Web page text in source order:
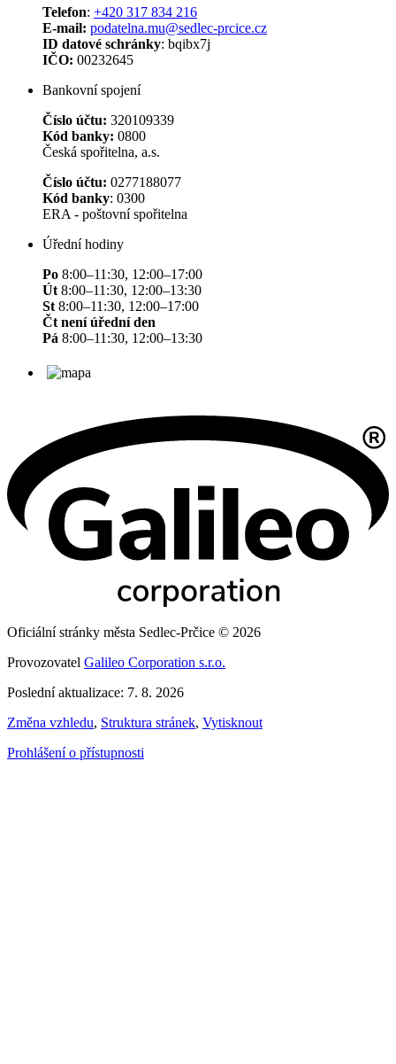
Telefon: +420 317 834 216
E-mail: podatelna.mu@sedlec-prcice.cz
ID datové schránky: bqibx7j
IČO: 00232645
Bankovní spojení
Číslo účtu: 320109339
Kód banky: 0800
Česká spořitelna, a.s.
Číslo účtu: 0277188077
Kód banky: 0300
ERA - poštovní spořitelna
Úřední hodiny
Po 8:00–11:30, 12:00–17:00
Út 8:00–11:30, 12:00–13:30
St 8:00–11:30, 12:00–17:00
Čt není úřední den
Pá 8:00–11:30, 12:00–13:30
Oficiální stránky města Sedlec-Prčice © 2026
Provozovatel Galileo Corporation s.r.o.
Poslední aktualizace: 7. 8. 2026
Změna vzhledu, Struktura stránek, Vytisknout
Prohlášení o přístupnosti